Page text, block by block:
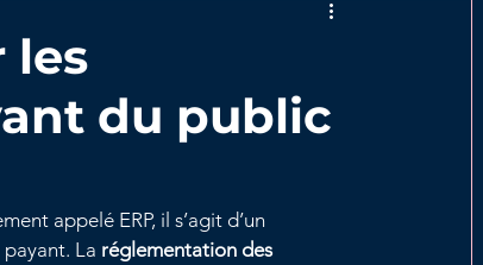
les
du public
appelé ERP, il s’agit d’un
La réglementation des